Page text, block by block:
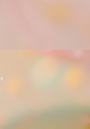
Nürnberg